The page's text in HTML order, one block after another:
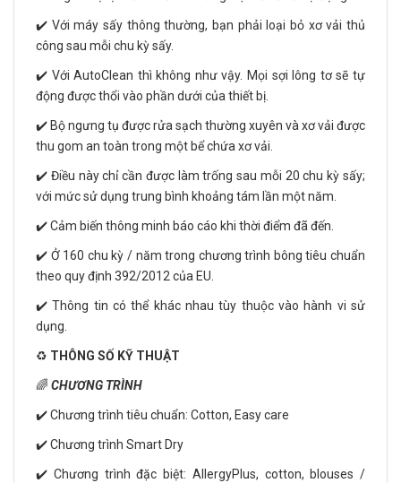
✔️ Với máy sấy thông thường, bạn phải loại bỏ xơ vải thủ
công sau mỗi chu kỳ sấy.
✔️ Với AutoClean thì không như vậy. Mọi sợi lông tơ sẽ tự
động được thổi vào phần dưới của thiết bị.
✔️ Bộ ngưng tụ được rửa sạch thường xuyên và xơ vải được
thu gom an toàn trong một bể chứa xơ vải.
✔️ Điều này chỉ cần được làm trống sau mỗi 20 chu kỳ sấy;
với mức sử dụng trung bình khoảng tám lần một năm.
✔️ Cảm biến thông minh báo cáo khi thời điểm đã đến.
✔️ Ở 160 chu kỳ / năm trong chương trình bông tiêu chuẩn
theo quy định 392/2012 của EU.
✔️ Thông tin có thể khác nhau tùy thuộc vào hành vi sử
dụng.
♻️ THÔNG SỐ KỸ THUẬT
🌈 CHƯƠNG TRÌNH
✔️ Chương trình tiêu chuẩn: Cotton, Easy care
✔️ Chương trình Smart Dry
✔️ Chương trình đặc biệt: AllergyPlus, cotton, blouses /